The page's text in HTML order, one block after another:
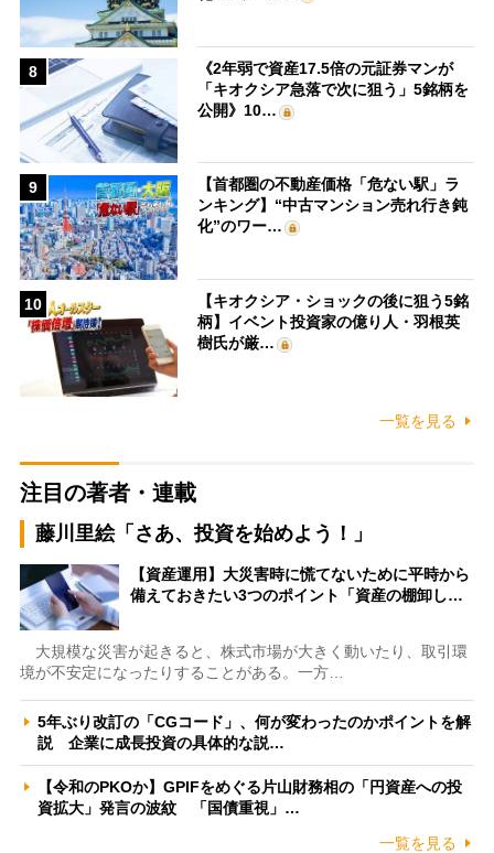
8
《2年弱で資産17.5倍の元証券マンが
「キオクシア急落で次に狙う」5銘柄を
公開》10…
9
【首都圏の不動産価格「危ない駅」ラ
ンキング】“中古マンション売れ行き鈍
化”のワー…
10
【キオクシア・ショックの後に狙う5銘
柄】イベント投資家の億り人・羽根英
樹氏が厳…
一覧を見る
注目の著者・連載
藤川里絵「さあ、投資を始めよう！」
【資産運用】大災害時に慌てないために平時から
備えておきたい3つのポイント「資産の棚卸し…
大規模な災害が起きると、株式市場が大きく動いたり、取引環
境が不安定になったりすることがある。一方…
5年ぶり改訂の「CGコード」、何が変わったのかポイントを解
説 企業に成長投資の具体的な説…
【令和のPKOか】GPIFをめぐる片山財務相の「円資産への投
資拡大」発言の波紋 「国債重視」…
一覧を見る